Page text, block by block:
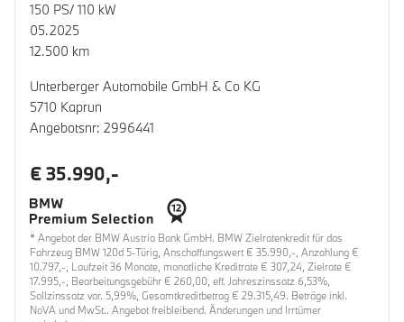
150 PS/ 110 kW
05.2025
12.500 km
Unterberger Automobile GmbH & Co KG
5710 Kaprun
Angebotsnr: 2996441
€ 35.990,-
* Angebot der BMW Austria Bank GmbH. BMW Zielratenkredit für das
Fahrzeug BMW 120d 5-Türig, Anschaffungswert € 35.990,-, Anzahlung €
10.797,-, Laufzeit 36 Monate, monatliche Kreditrate € 307,24, Zielrate €
17.995,-, Bearbeitungsgebühr € 260,00, eff. Jahreszinssatz 6,53%,
Sollzinssatz var. 5,99%, Gesamtkreditbetrag € 29.315,49. Beträge inkl.
NoVA und MwSt.. Angebot freibleibend. Änderungen und Irrtümer